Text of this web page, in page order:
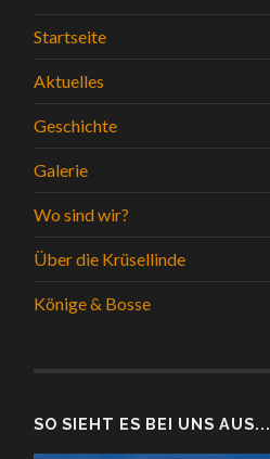
Startseite
Aktuelles
Geschichte
Galerie
Wo sind wir?
Über die Krüsellinde
Könige & Bosse
SO SIEHT ES BEI UNS AUS...